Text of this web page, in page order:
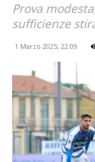
Prova
sufficienze
1 Marzo 2025, 22:09